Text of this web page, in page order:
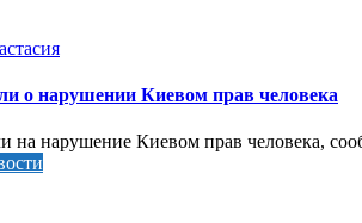
о нарушении Киевом прав человека
на нарушение Киевом прав человека,